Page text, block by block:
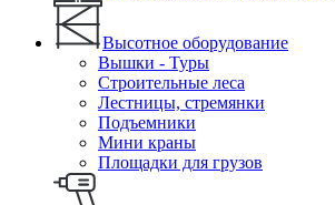
Высотное оборудование
Вышки - Туры
Строительные леса
Лестницы, стремянки
Подъемники
Мини краны
Площадки для грузов